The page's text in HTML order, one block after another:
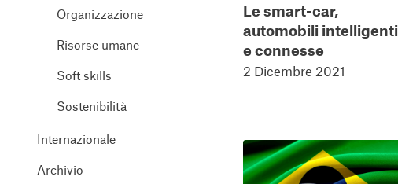
Organizzazione
Risorse umane
Soft skills
Sostenibilità
Internazionale
Archivio
Le smart-car,
automobili intelligenti
e connesse
2 Dicembre 2021